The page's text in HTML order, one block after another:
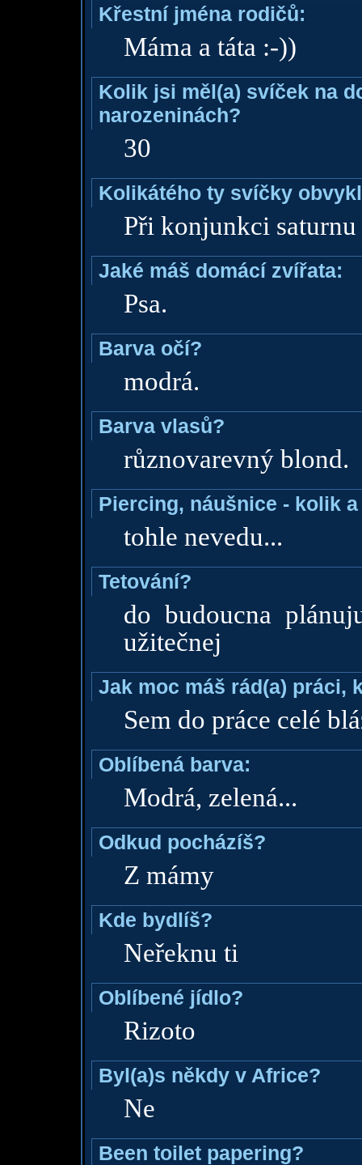
Křestní jména rodičů:
Máma a táta :-))
Kolik jsi měl(a) svíček na
narozeninách?
30
Kolikátého ty svíčky
Při konjunkci
Jaké máš domácí zvířata:
Psa.
Barva očí?
modrá.
Barva vlasů?
různovarevný blond.
Piercing, náušnice - kolik
tohle nevedu...
Tetování?
do budoucna
užitečnej
Jak moc máš rád(a) práci,
Sem do práce celé
Oblíbená barva:
Modrá, zelená...
Odkud pocházíš?
Z mámy
Kde bydlíš?
Neřeknu ti
Oblíbené jídlo?
Rizoto
Byl(a)s někdy v Africe?
Ne
Been toilet papering?